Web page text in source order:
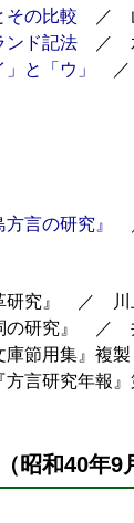
その比較 ／
ンド記法 ／
と「ウ」
／
言の研究』
研究』 ／ 川
の研究』 ／
庫節用集』
方言研究年
昭和40年9